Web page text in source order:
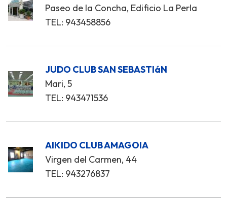
Paseo de la Concha, Edificio La Perla
TEL: 943458856
JUDO CLUB SAN SEBASTIáN
Mari, 5
TEL: 943471536
AIKIDO CLUB AMAGOIA
Virgen del Carmen, 44
TEL: 943276837